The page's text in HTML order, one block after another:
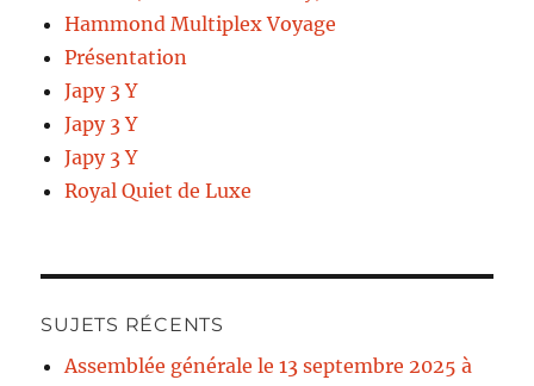
Hammond Multiplex Voyage
Présentation
Japy 3 Y
Japy 3 Y
Japy 3 Y
Royal Quiet de Luxe
SUJETS RÉCENTS
Assemblée générale le 13 septembre 2025 à